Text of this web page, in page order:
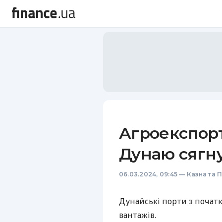
Дунаю
06.03.2024, 09:45 — Казна та
Дунайські порти з
вантажів.